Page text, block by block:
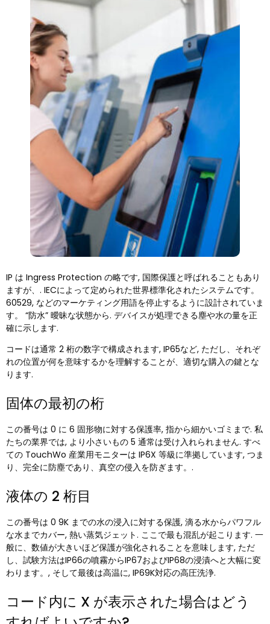
IP は Ingress Protection の略です, 国際保護と呼ばれることもあり
ますが、. IECによって定められた世界標準化されたシステムです。
60529, などのマーケティング用語を停止するように設計されていま
す。 “防水” 曖昧な状態から. デバイスが処理できる塵や水の量を正
確に示します.
コードは通常 2 桁の数字で構成されます, IP65など, ただし、それぞ
れの位置が何を意味するかを理解することが、適切な購入の鍵とな
ります.
固体の最初の桁
この番号は 0 に 6 固形物に対する保護率, 指から細かいゴミまで. 私
たちの業界では, より小さいもの 5 通常は受け入れられません. すべ
ての TouchWo 産業用モニターは IP6X 等級に準拠しています, つま
り、完全に防塵であり、真空の侵入を防ぎます。.
液体の 2 桁目
この番号は 0 9K までの水の浸入に対する保護, 滴る水からパワフル
な水までカバー, 熱い蒸気ジェット. ここで最も混乱が起こります. 一
般に、数値が大きいほど保護が強化されることを意味します, ただ
し、試験方法はIP66の噴霧からIP67およびIP68の浸漬へと大幅に変
わります。, そして最後は高温に, IP69K対応の高圧洗浄.
コード内に X が表示された場合はどう